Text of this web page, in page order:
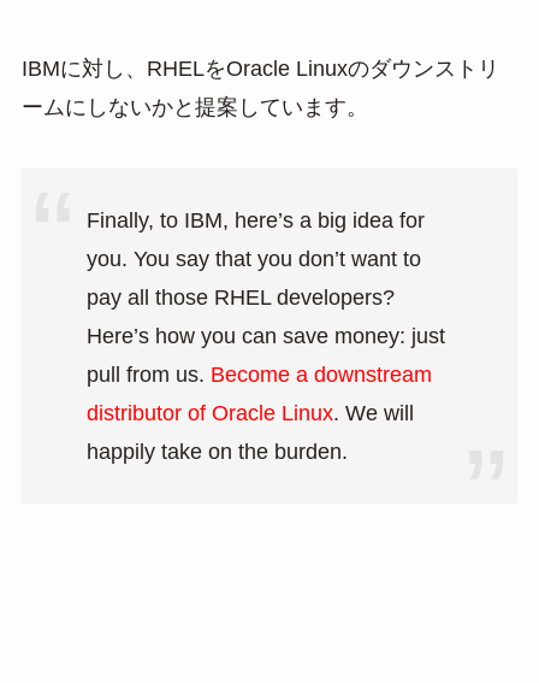
IBMに対し、RHELをOracle Linuxのダウンストリ
ームにしないかと提案しています。
Finally, to IBM, here’s a big idea for
you. You say that you don’t want to
pay all those RHEL developers?
Here’s how you can save money: just
pull from us. Become a downstream
distributor of Oracle Linux. We will
happily take on the burden.